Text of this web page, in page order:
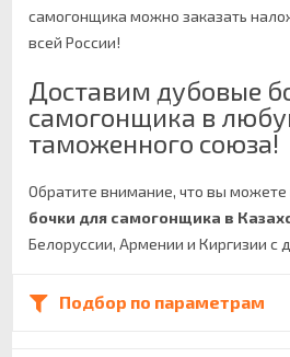
самогонщика можно заказать
всей России!
Доставим дубовые
самогонщика в
таможенного союза!
Обратите внимание, что вы можете
бочки для самогонщика в
Белоруссии, Армении и Киргизии с
Подбор по параметрам